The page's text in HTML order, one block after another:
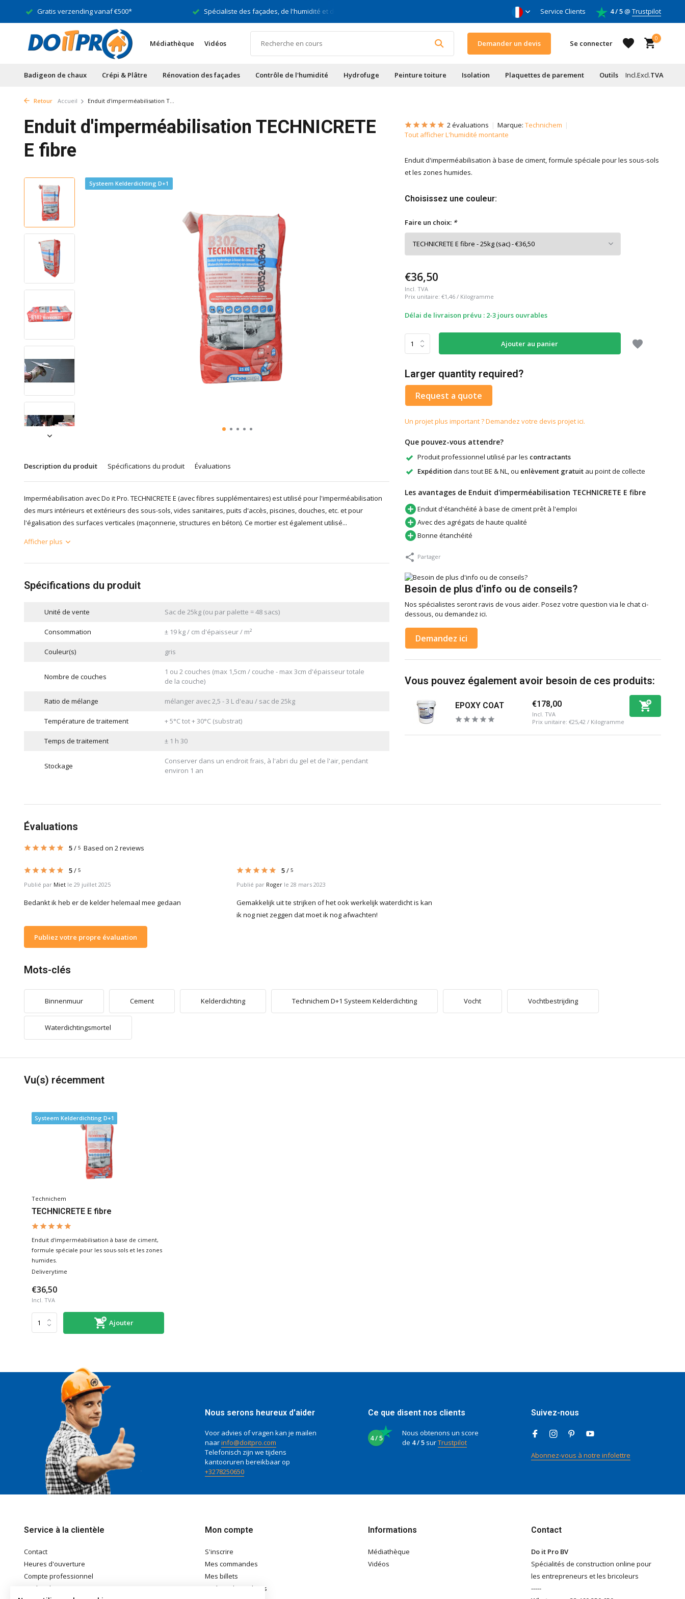
Gratis verzending vanaf €500* Spécialiste des façades, de l'humidité et des toits Pour bricoleurs & entrepreneurs Service Clients 4 / 5@ Trustpilot
Médiathèque Vidéos Demander un devis Se connecter
0
Badigeon de chaux Crépi & Plâtre Rénovation des façades Contrôle de l'humidité Hydrofuge Peinture toiture Isolation Plaquettes de parement Outils Incl.Excl.TVA
Retour Accueil Enduit d'imperméabilisation T...
Enduit d'imperméabilisation TECHNICRETE
E fibre
Systeem Kelderdichting D+1
Description du produit Spécifications du produit Évaluations
Imperméabilisation avec Do it Pro. TECHNICRETE E (avec fibres supplémentaires) est utilisé pour l'imperméabilisation
des murs intérieurs et extérieurs des sous-sols, vides sanitaires, puits d'accès, piscines, douches, etc. et pour
l'égalisation des surfaces verticales (maçonnerie, structures en béton). Ce mortier est également utilisé...
Afficher plus
Spécifications du produit
Unité de vente Sac de 25kg (ou par palette = 48 sacs)
Consommation ± 19 kg / cm d'épaisseur / m²
Couleur(s) gris
Nombre de couches
1 ou 2 couches (max 1,5cm / couche - max 3cm d'épaisseur totale
de la couche)
Ratio de mélange mélanger avec 2,5 - 3 L d'eau / sac de 25kg
Température de traitement + 5°C tot + 30°C (substrat)
Temps de traitement ± 1 h 30
Stockage
Conserver dans un endroit frais, à l'abri du gel et de l'air, pendant
environ 1 an
2 évaluations Marque: Technichem
Tout afficher L'humidité montante
Enduit d'imperméabilisation à base de ciment, formule spéciale pour les sous-sols
et les zones humides.
Choisissez une couleur:
Faire un choix: *
€36,50
Incl. TVA
Prix unitaire: €1,46/ Kilogramme
Délai de livraison prévu : 2-3 jours ouvrables
Ajouter au panier
Larger quantity required?
Request a quote
Un projet plus important ? Demandez votre devis projet ici.
Que pouvez-vous attendre?
Produit professionnel utilisé par les contractants
Expédition dans tout BE & NL, ou enlèvement gratuitau point de collecte
Les avantages de Enduit d'imperméabilisation TECHNICRETE E fibre
Enduit d'étanchéité à base de ciment prêt à l'emploi
Avec des agrégats de haute qualité
Bonne étanchéité
Partager
Besoin de plus d'info ou de conseils?
Nos spécialistes seront ravis de vous aider. Posez votre question via le chat ci-
dessous, ou demandez ici.
Demandez ici
Vous pouvez également avoir besoin de ces produits:
EPOXY COAT €178,00
Incl. TVA
Prix unitaire: €25,42/ Kilogramme
Évaluations
5/ 5 Based on 2 reviews
5/ 5
Publié par Miet le 29 juillet 2025
Bedankt ik heb er de kelder helemaal mee gedaan
5/ 5
Publié par Rogerle 28 mars 2023
Gemakkelijk uit te strijken of het ook werkelijk waterdicht is kan
ik nog niet zeggen dat moet ik nog afwachten!
Publiez votre propre évaluation
Mots-clés
Binnenmuur Cement Kelderdichting Technichem D+1 Systeem Kelderdichting Vocht Vochtbestrijding
Waterdichtingsmortel
Vu(s) récemment
Systeem Kelderdichting D+1
Technichem
TECHNICRETE E fibre
Enduit d'imperméabilisation à base de ciment,
formule spéciale pour les sous-sols et les zones
humides.
Deliverytime
€36,50
Incl. TVA
Ajouter
Nous serons heureux d'aider
Voor advies of vragen kan je mailen
naarinfo@doitpro.com
Telefonisch zijn we tijdens
kantooruren bereikbaar op
+3278250650
Ce que disent nos clients
4 / 5
Nous obtenons un score
de 4 / 5 surTrustpilot
Suivez-nous
Abonnez-vous à notre infolettre
Service à la clientèle
Contact
Heures d'ouverture
Compte professionnel
Modes de paiement
Mon compte
S'inscrire
Mes commandes
Mes billets
Ma liste de souhaits
Informations
Médiathèque
Vidéos
Contact
Do it Pro BV
Spécialités de construction online pour
les entrepreneurs et les bricoleurs
-----